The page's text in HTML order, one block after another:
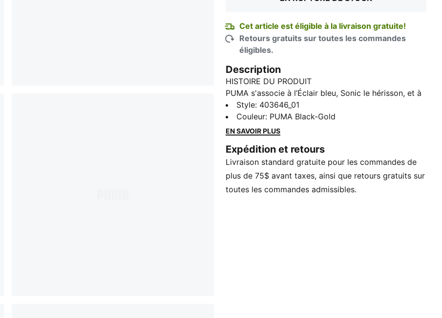
Cet article est éligible à la livraison gratuite!
Retours gratuits sur toutes les commandes
éligibles.
Description
HISTOIRE DU PRODUIT
PUMA s'associe à l’Éclair bleu, Sonic le hérisson, et à
ses amis pour une nouvelle collaboration. Inspirée par
la série de jeux vidéo culte et par la vitesse du sport
automobile, la collaboration PUMA x SONIC LE
collection est pleine d'easter eggs comme les
breloques de chaussures Gold Ring et les tirettes de
fermeture éclair Chaos Emerald.
DETAILS
Style: 403646_01
Couleur: PUMA Black-Gold
EN SAVOIR PLUS
Expédition et retours
Livraison standard gratuite pour les commandes de
plus de 75$ avant taxes, ainsi que retours gratuits sur
toutes les commandes admissibles.